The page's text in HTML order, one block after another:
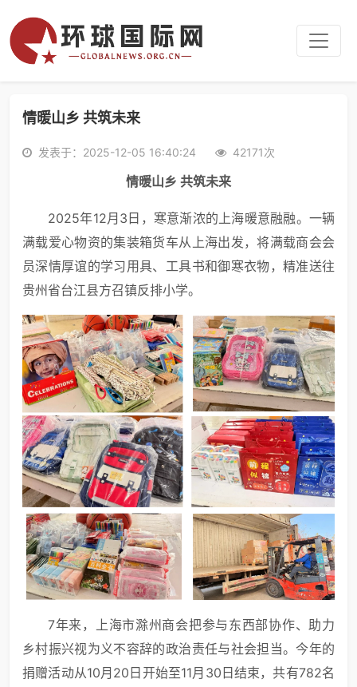
情暖山乡 共筑未来
发表于：2025-12-05 16:40:24 42171次
情暖山乡 共筑未来
2025年12月3日，寒意渐浓的上海暖意融融。一辆
满载爱心物资的集装箱货车从上海出发，将满载商会会
员深情厚谊的学习用具、工具书和御寒衣物，精准送往
贵州省台江县方召镇反排小学。
7年来，上海市滁州商会把参与东西部协作、助力
乡村振兴视为义不容辞的政治责任与社会担当。今年的
捐赠活动从10月20日开始至11月30日结束，共有782名